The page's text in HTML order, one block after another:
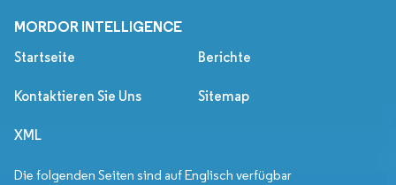
MORDOR INTELLIGENCE
Startseite Berichte
Kontaktieren Sie Uns Sitemap
XML
Die folgenden Seiten sind auf Englisch verfügbar